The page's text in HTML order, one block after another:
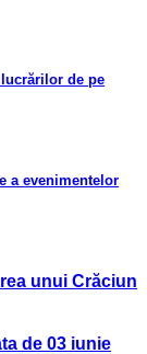
de pe
a evenimentelor
unui Crăciun
de 03 iunie